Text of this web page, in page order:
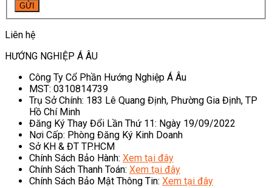
Liên hệ
HƯỚNG NGHIỆP Á ÂU
Công Ty Cổ Phần Hướng Nghiệp Á Âu
MST: 0310814739
Trụ Sở Chính: 183 Lê Quang Định, Phường Gia Định, TP
Hồ Chí Minh
Đăng Ký Thay Đổi Lần Thứ 11: Ngày 19/09/2022
Nơi Cấp: Phòng Đăng Ký Kinh Doanh
Sở KH & ĐT TP.HCM
Chính Sách Bảo Hành: Xem tại đây
Chính Sách Thanh Toán: Xem tại đây
Chính Sách Bảo Mật Thông Tin: Xem tại đây